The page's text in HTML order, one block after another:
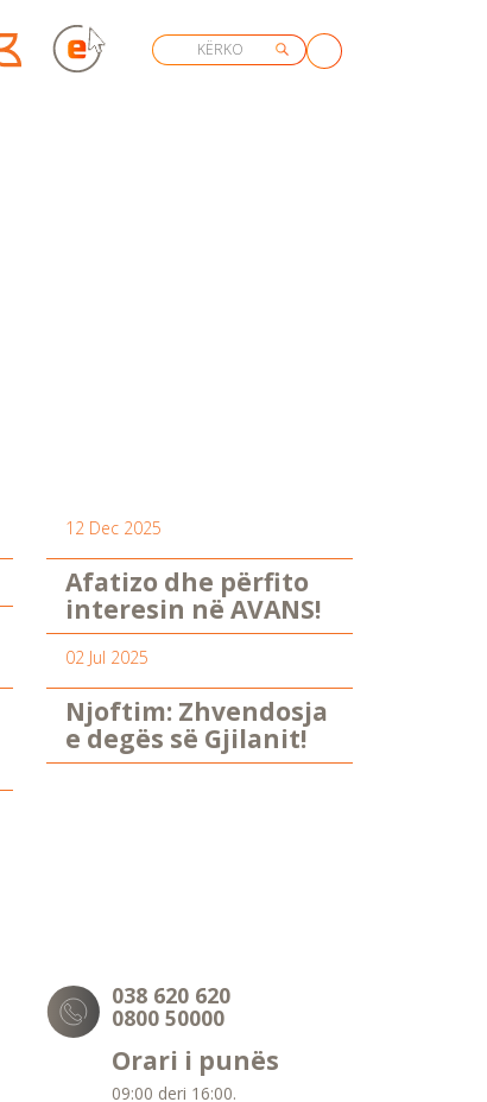
12 Dec 2025
Afatizo dhe përfito
interesin në AVANS!
02 Jul 2025
Njoftim: Zhvendosja
e degës së Gjilanit!
038 620 620
0800 50000
Orari i punës
09:00 deri 16:00.